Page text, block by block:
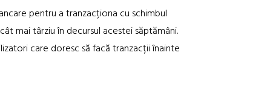
pentru a tranzacționa cu schimbul
mai târziu în decursul acestei săptămâni.
care doresc să facă tranzacții înainte